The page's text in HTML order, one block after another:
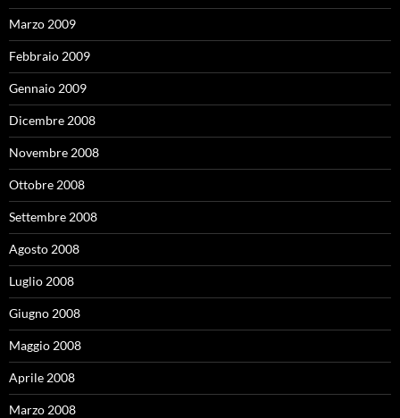
Marzo 2009
Febbraio 2009
Gennaio 2009
Dicembre 2008
Novembre 2008
Ottobre 2008
Settembre 2008
Agosto 2008
Luglio 2008
Giugno 2008
Maggio 2008
Aprile 2008
Marzo 2008